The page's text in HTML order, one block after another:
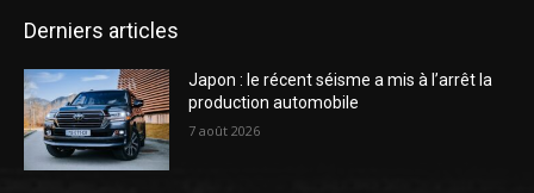
Derniers articles
Japon : le récent séisme a mis à l’arrêt la
production automobile
7 août 2026